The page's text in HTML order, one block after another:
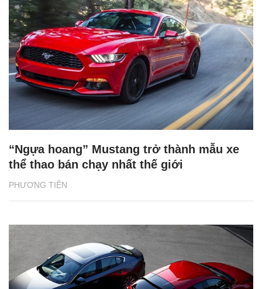
PHƯƠNG TIỆN
“Ngựa hoang” Mustang trở thành mẫu xe
thể thao bán chạy nhất thế giới